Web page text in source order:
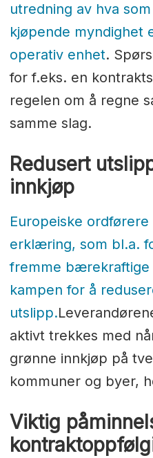
utredning av hva
kjøpende myndighet
operativ enhet.
for f.eks. en
regelen om å regne
samme slag.
Redusert
innkjøp
Europeiske
erklæring, som bl.a.
fremme bærekraftige
kampen for å
utslipp.
aktivt trekkes med
grønne innkjøp på
kommuner og byer,
Viktig